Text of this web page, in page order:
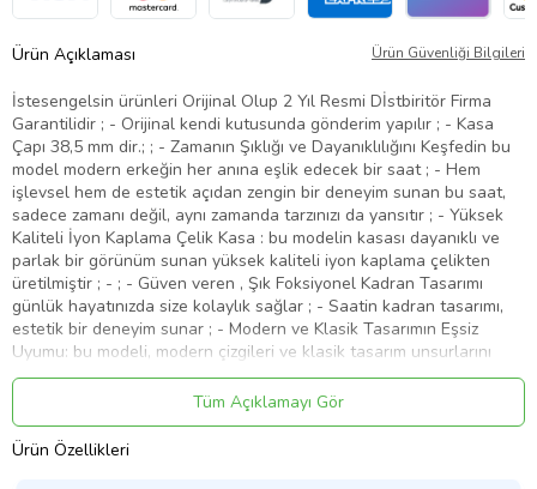
Ürün Açıklaması Ürün Güvenliği Bilgileri
İstesengelsin ürünleri Orijinal Olup 2 Yıl Resmi Dİstbiritör Firma
Garantilidir ; - Orijinal kendi kutusunda gönderim yapılır ; - Kasa
Çapı 38,5 mm dir.; ; - Zamanın Şıklığı ve Dayanıklılığını Keşfedin bu
model modern erkeğin her anına eşlik edecek bir saat ; - Hem
işlevsel hem de estetik açıdan zengin bir deneyim sunan bu saat,
sadece zamanı değil, aynı zamanda tarzınızı da yansıtır ; - Yüksek
Kaliteli İyon Kaplama Çelik Kasa : bu modelin kasası dayanıklı ve
parlak bir görünüm sunan yüksek kaliteli iyon kaplama çelikten
üretilmiştir ; - ; - Güven veren , Şık Foksiyonel Kadran Tasarımı
günlük hayatınızda size kolaylık sağlar ; - Saatin kadran tasarımı,
estetik bir deneyim sunar ; - Modern ve Klasik Tasarımın Eşsiz
Uyumu: bu modeli, modern çizgileri ve klasik tasarım unsurlarını
ustaca birleştirerek zarif ve sofistike bir görünüm sunar ; - Her türlü
kıyafetle uyum sağlayacak bu saat, tarzınızı tamamlayıcı bir
aksesuar olacaktır ; - Erkek Saati ; - Çelik Kasa Saat ; - Dayanıklı
Erkek Saati ; - Suya Dayanıklı Saat ; - Garantili Saat ; - Şık Erkek
Tüm Açıklamayı Gör
Ürün Özellikleri